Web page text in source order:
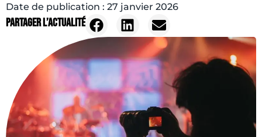
Date de publication : 27 janvier 2026
Partager l’actualité